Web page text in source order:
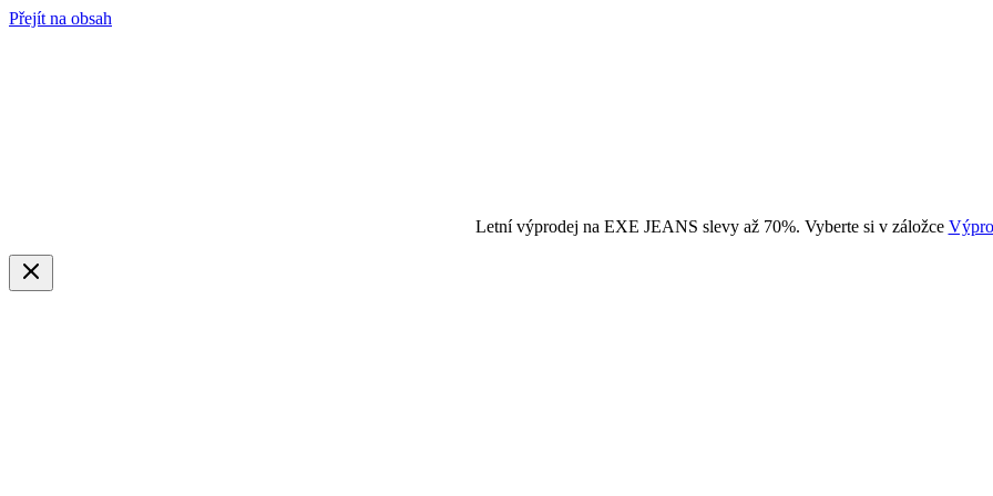
Přejít na obsah
Letní výprodej na EXE JEANS slevy až 70%. Vyberte si v záložce